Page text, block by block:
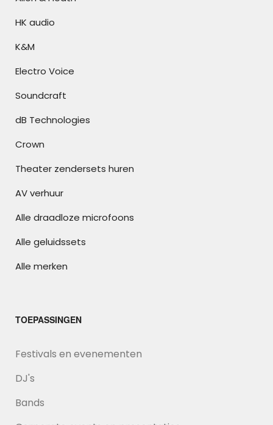
HK audio
K&M
Electro Voice
Soundcraft
dB Technologies
Crown
Theater zendersets huren
AV verhuur
Alle draadloze microfoons
Alle geluidssets
Alle merken
TOEPASSINGEN
Festivals en evenementen
DJ's
Bands